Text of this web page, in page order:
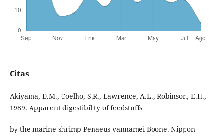
Citas
Akiyama, D.M., Coelho, S.R., Lawrence, A.L., Robinson, E.H.,
1989. Apparent digestibility of feedstuffs
by the marine shrimp Penaeus vannamei Boone. Nippon